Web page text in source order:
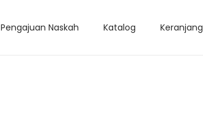
Pengajuan Naskah Katalog Keranjang